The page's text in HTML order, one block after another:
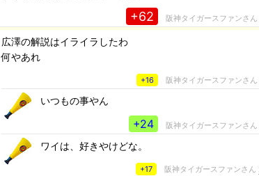
+62 阪神タイガースファンさん
広澤の解説はイライラしたわ
何やあれ
+16 阪神タイガースファンさん
いつもの事やん
+24 阪神タイガースファンさん
ワイは、好きやけどな。
+17 阪神タイガースファンさん